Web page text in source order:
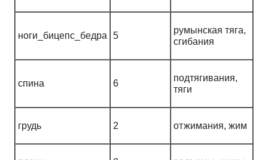
ноги_бицепс_бедра 5
румынская тяга,
сгибания
спина 6
подтягивания,
тяги
грудь 2 отжимания, жим